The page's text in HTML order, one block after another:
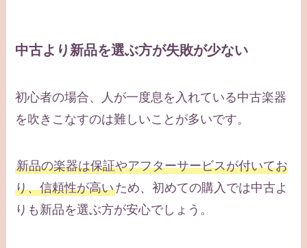
中古より新品を選ぶ方が失敗が少ない
初心者の場合、人が一度息を入れている中古楽器
を吹きこなすのは難しいことが多いです。
新品の楽器は保証やアフターサービスが付いてお
り、信頼性が高いため、初めての購入では中古よ
りも新品を選ぶ方が安心でしょう。